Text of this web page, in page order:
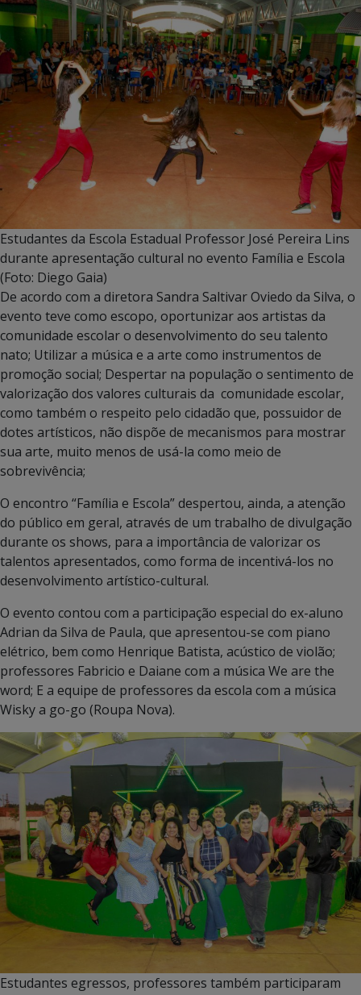
Estudantes da Escola Estadual Professor José Pereira Lins
durante apresentação cultural no evento Família e Escola
(Foto: Diego Gaia)
De acordo com a diretora Sandra Saltivar Oviedo da Silva, o
evento teve como escopo, oportunizar aos artistas da
comunidade escolar o desenvolvimento do seu talento
nato; Utilizar a música e a arte como instrumentos de
promoção social; Despertar na população o sentimento de
valorização dos valores culturais da comunidade escolar,
como também o respeito pelo cidadão que, possuidor de
dotes artísticos, não dispõe de mecanismos para mostrar
sua arte, muito menos de usá-la como meio de
sobrevivência;
O encontro “Família e Escola” despertou, ainda, a atenção
do público em geral, através de um trabalho de divulgação
durante os shows, para a importância de valorizar os
talentos apresentados, como forma de incentivá-los no
desenvolvimento artístico-cultural.
O evento contou com a participação especial do ex-aluno
Adrian da Silva de Paula, que apresentou-se com piano
elétrico, bem como Henrique Batista, acústico de violão;
professores Fabricio e Daiane com a música We are the
word; E a equipe de professores da escola com a música
Wisky a go-go (Roupa Nova).
Estudantes egressos, professores também participaram